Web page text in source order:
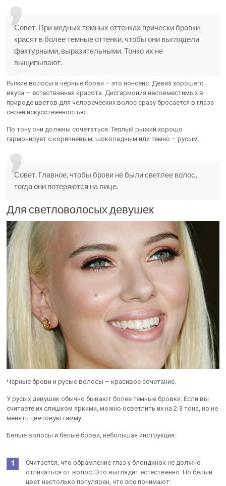
Совет. При медных темных оттенках прически бровки
красят в более темные оттенки, чтобы они выглядели
фактурными, выразительными. Тонко их не
выщипывают.
Рыжие волосы и черные брови – это нонсенс. Девиз хорошего
вкуса — естественная красота. Дисгармония несовместимых в
природе цветов для человеческих волос сразу бросается в глаза
своей искусственностью.
По тону они должны сочетаться. Теплый рыжий хорошо
гармонирует с коричневым, шоколадным или темно – русым.
Совет. Главное, чтобы брови не были светлее волос,
тогда они потеряются на лице.
Для светловолосых девушек
Черные брови и русые волосы – красивое сочетание.
У русых девушек обычно бывают более темные бровки. Если вы
считаете их слишком яркими, можно осветлить их на 2-3 тона, но не
менять цветовую гамму.
Белые волосы и белые брови, небольшая инструкция:
Считается, что обрамление глаз у блондинок не должно
отличаться от волос. Это выглядит естественно. Но белый
цвет настолько популярен, что все понимают: